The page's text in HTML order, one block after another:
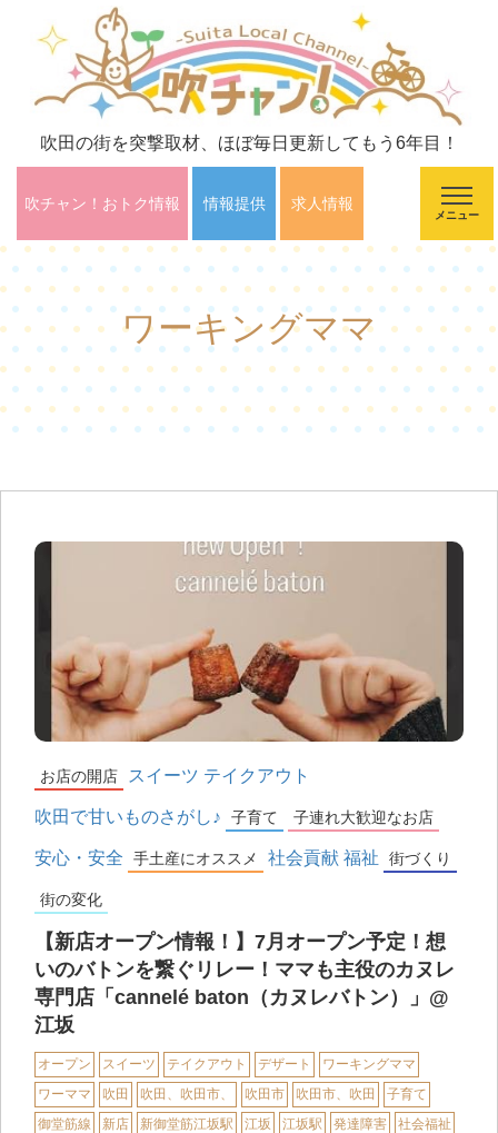
吹田の街を突撃取材、ほぼ毎日更新してもう6年目！
吹チャン！おトク情報 情報提供 求人情報
メニュー
ワーキングママ
お店の開店 スイーツ テイクアウト
吹田で甘いものさがし♪ 子育て 子連れ大歓迎なお店
安心・安全 手土産にオススメ 社会貢献 福祉 街づくり
街の変化
【新店オープン情報！】7月オープン予定！想
いのバトンを繋ぐリレー！ママも主役のカヌレ
専門店「cannelé baton（カヌレバトン）」@
江坂
オープン スイーツ テイクアウト デザート
ワーキングママ
ワーママ
吹田 吹田、吹田市、 吹田市 吹田市、吹田
子育て
御堂筋線
新店 新御堂筋江坂駅 江坂 江坂駅 発達障害
社会福祉